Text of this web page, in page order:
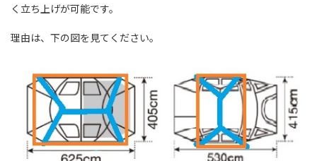
く立ち上げが可能です。
理由は、下の図を見てください。